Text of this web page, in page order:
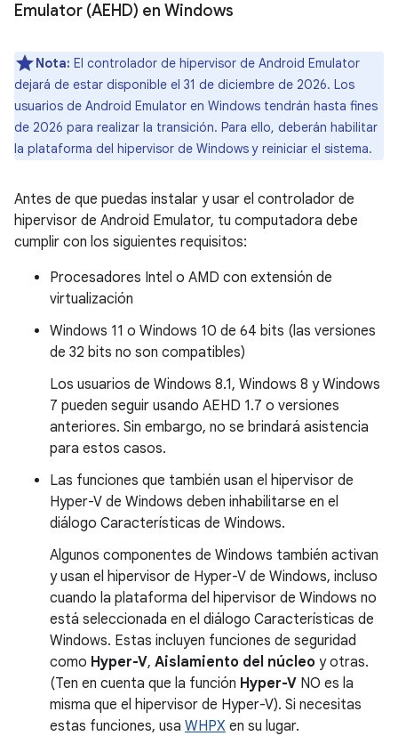
Emulator (AEHD) en Windows
Nota: El controlador de hipervisor de Android Emulator
dejará de estar disponible el 31 de diciembre de 2026. Los
usuarios de Android Emulator en Windows tendrán hasta fines
de 2026 para realizar la transición. Para ello, deberán habilitar
la plataforma del hipervisor de Windows y reiniciar el sistema.
Antes de que puedas instalar y usar el controlador de
hipervisor de Android Emulator, tu computadora debe
cumplir con los siguientes requisitos:
Procesadores Intel o AMD con extensión de
virtualización
Windows 11 o Windows 10 de 64 bits (las versiones
de 32 bits no son compatibles)
Los usuarios de Windows 8.1, Windows 8 y Windows
7 pueden seguir usando AEHD 1.7 o versiones
anteriores. Sin embargo, no se brindará asistencia
para estos casos.
Las funciones que también usan el hipervisor de
Hyper-V de Windows deben inhabilitarse en el
diálogo Características de Windows.
Algunos componentes de Windows también activan
y usan el hipervisor de Hyper-V de Windows, incluso
cuando la plataforma del hipervisor de Windows no
está seleccionada en el diálogo Características de
Windows. Estas incluyen funciones de seguridad
como Hyper-V, Aislamiento del núcleo y otras.
(Ten en cuenta que la función Hyper-V NO es la
misma que el hipervisor de Hyper-V). Si necesitas
estas funciones, usa WHPX en su lugar.